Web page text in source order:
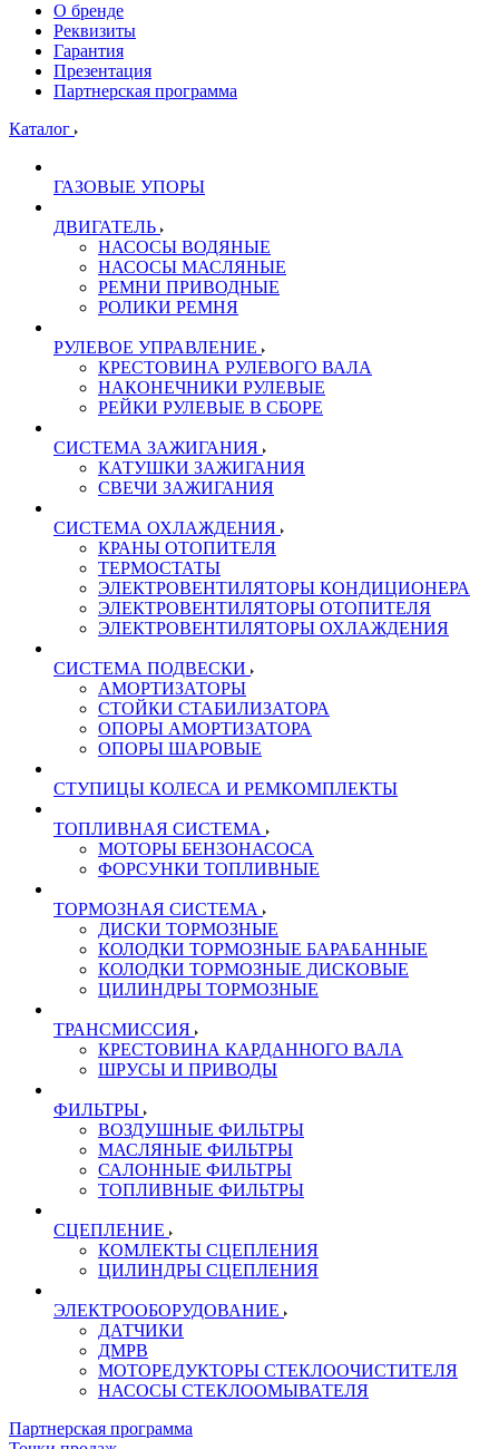
О бренде
Реквизиты
Гарантия
Презентация
Партнерская программа
Каталог
ГАЗОВЫЕ УПОРЫ
ДВИГАТЕЛЬ
НАСОСЫ ВОДЯНЫЕ
НАСОСЫ МАСЛЯНЫЕ
РЕМНИ ПРИВОДНЫЕ
РОЛИКИ РЕМНЯ
РУЛЕВОЕ УПРАВЛЕНИЕ
КРЕСТОВИНА РУЛЕВОГО ВАЛА
НАКОНЕЧНИКИ РУЛЕВЫЕ
РЕЙКИ РУЛЕВЫЕ В СБОРЕ
СИСТЕМА ЗАЖИГАНИЯ
КАТУШКИ ЗАЖИГАНИЯ
СВЕЧИ ЗАЖИГАНИЯ
СИСТЕМА ОХЛАЖДЕНИЯ
КРАНЫ ОТОПИТЕЛЯ
ТЕРМОСТАТЫ
ЭЛЕКТРОВЕНТИЛЯТОРЫ КОНДИЦИОНЕРА
ЭЛЕКТРОВЕНТИЛЯТОРЫ ОТОПИТЕЛЯ
ЭЛЕКТРОВЕНТИЛЯТОРЫ ОХЛАЖДЕНИЯ
СИСТЕМА ПОДВЕСКИ
АМОРТИЗАТОРЫ
СТОЙКИ СТАБИЛИЗАТОРА
ОПОРЫ АМОРТИЗАТОРА
ОПОРЫ ШАРОВЫЕ
СТУПИЦЫ КОЛЕСА И РЕМКОМПЛЕКТЫ
ТОПЛИВНАЯ СИСТЕМА
МОТОРЫ БЕНЗОНАСОСА
ФОРСУНКИ ТОПЛИВНЫЕ
ТОРМОЗНАЯ СИСТЕМА
ДИСКИ ТОРМОЗНЫЕ
КОЛОДКИ ТОРМОЗНЫЕ БАРАБАННЫЕ
КОЛОДКИ ТОРМОЗНЫЕ ДИСКОВЫЕ
ЦИЛИНДРЫ ТОРМОЗНЫЕ
ТРАНСМИССИЯ
КРЕСТОВИНА КАРДАННОГО ВАЛА
ШРУСЫ И ПРИВОДЫ
ФИЛЬТРЫ
ВОЗДУШНЫЕ ФИЛЬТРЫ
МАСЛЯНЫЕ ФИЛЬТРЫ
САЛОННЫЕ ФИЛЬТРЫ
ТОПЛИВНЫЕ ФИЛЬТРЫ
СЦЕПЛЕНИЕ
КОМЛЕКТЫ СЦЕПЛЕНИЯ
ЦИЛИНДРЫ СЦЕПЛЕНИЯ
ЭЛЕКТРООБОРУДОВАНИЕ
ДАТЧИКИ
ДМРВ
МОТОРЕДУКТОРЫ СТЕКЛООЧИСТИТЕЛЯ
НАСОСЫ СТЕКЛООМЫВАТЕЛЯ
Партнерская программа